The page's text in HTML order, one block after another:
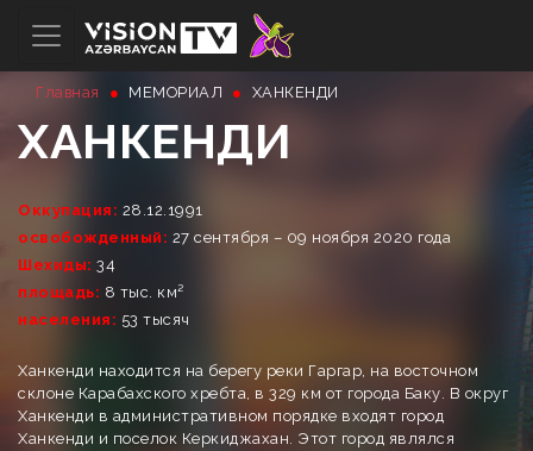
Главная МЕМОРИАЛ ХАНКЕНДИ
ХАНКЕНДИ
Oккупация: 28.12.1991
освобожденный: 27 сентября – 09 ноября 2020 года
Шехиды: 34
площадь: 8 тыс. км²
населения: 53 тысяч
Ханкенди находится на берегу реки Гаргар, на восточном
склоне Карабахского хребта, в 329 км от города Баку. В округ
Ханкенди в административном порядке входят город
Ханкенди и поселок Керкиджахан. Этот город являлся